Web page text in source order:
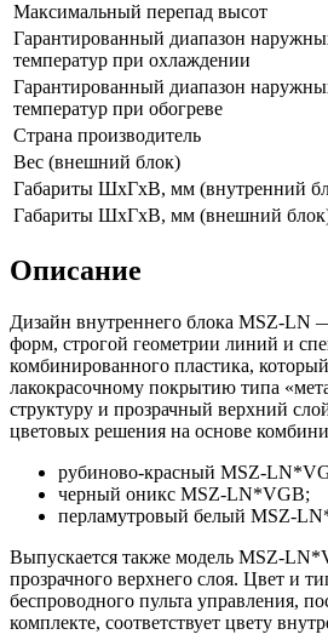
Максимальный перепад высот
Гарантированный диапазон
температур при охлаждении
Гарантированный диапазон
температур при обогреве
Страна производитель
Вес (внешний блок)
Габариты ШхГхВ, мм (внутренний
Габариты ШхГхВ, мм (внешний
Описание
Дизайн внутреннего блока MSZ-LN
форм, строгой геометрии линий и
комбинированного пластика,
лакокрасочному покрытию типа
структуру и прозрачный верхний
цветовых решения на основе
рубиново-красный MSZ-
черный оникс MSZ-LN*VGB;
перламутровый белый MSZ-
Выпускается также модель MSZ-
прозрачного верхнего слоя. Цвет и
беспроводного пульта управления,
комплекте, соответствует цвету